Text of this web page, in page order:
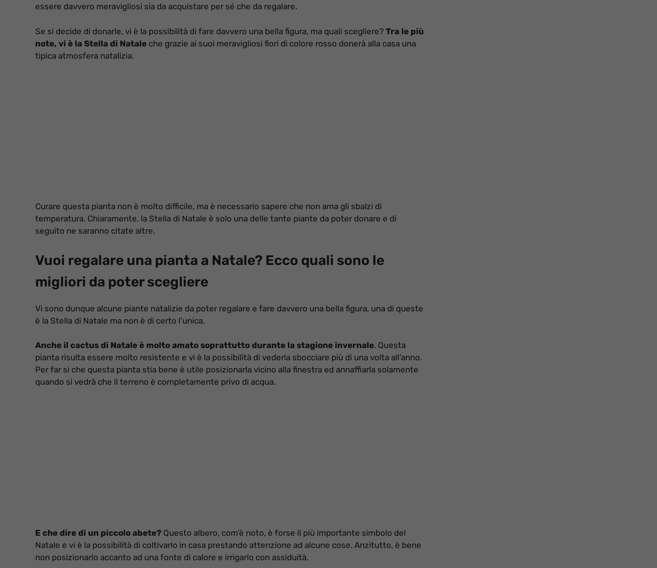
essere davvero meravigliosi sia da acquistare per sé che da regalare.
Se si decide di donarle, vi è la possibilità di fare davvero una bella figura, ma quali scegliere? Tra le più
note, vi è la Stella di Natale che grazie ai suoi meravigliosi fiori di colore rosso donerà alla casa una
tipica atmosfera natalizia.
Curare questa pianta non è molto difficile, ma è necessario sapere che non ama gli sbalzi di
temperatura. Chiaramente, la Stella di Natale è solo una delle tante piante da poter donare e di
seguito ne saranno citate altre.
Vuoi regalare una pianta a Natale? Ecco quali sono le
migliori da poter scegliere
Vi sono dunque alcune piante natalizie da poter regalare e fare davvero una bella figura, una di queste
è la Stella di Natale ma non è di certo l’unica.
Anche il cactus di Natale è molto amato soprattutto durante la stagione invernale. Questa
pianta risulta essere molto resistente e vi è la possibilità di vederla sbocciare più di una volta all’anno.
Per far si che questa pianta stia bene è utile posizionarla vicino alla finestra ed annaffiarla solamente
quando si vedrà che il terreno è completamente privo di acqua.
E che dire di un piccolo abete? Questo albero, com’è noto, è forse il più importante simbolo del
Natale e vi è la possibilità di coltivarlo in casa prestando attenzione ad alcune cose. Anzitutto, è bene
non posizionarlo accanto ad una fonte di calore e irrigarlo con assiduità.